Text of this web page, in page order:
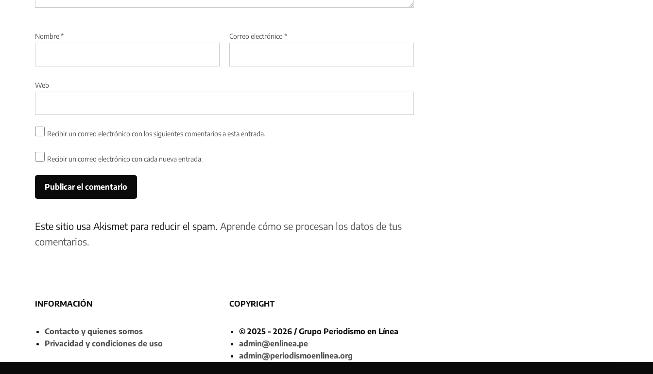
Nombre* Correo electrónico *
Web
Recibir un correo electrónico con los siguientes comentarios a esta entrada.
Recibir un correo electrónico con cada nueva entrada.
Este sitio usa Akismet para reducir el spam. Aprende cómo se procesan los datos de tus
comentarios.
INFORMACIÓN
Contacto y quienes somos
Privacidad y condiciones de uso
COPYRIGHT
© 2025 - 2026 / Grupo Periodismo en Línea
admin@enlinea.pe
admin@periodismoenlinea.org